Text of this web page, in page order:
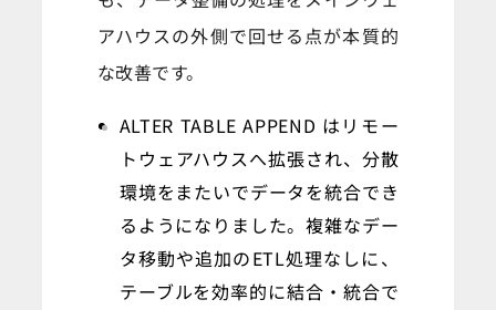
アハウスの外側で回せる点が本質的
な改善です。
ALTER TABLE APPEND はリモー
トウェアハウスへ拡張され、分散
環境をまたいでデータを統合でき
るようになりました。複雑なデー
タ移動や追加のETL処理なしに、
テーブルを効率的に結合・統合で